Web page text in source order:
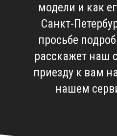
модели и как
Санкт-
просьбе
расскажет наш
приезду к вам
нашем